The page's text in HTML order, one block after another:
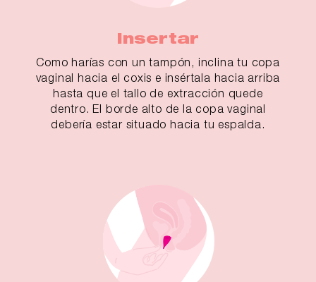
Insertar
Como harías con un tampón, inclina tu copa
vaginal hacia el coxis e insértala hacia arriba
hasta que el tallo de extracción quede
dentro. El borde alto de la copa vaginal
debería estar situado hacia tu espalda.